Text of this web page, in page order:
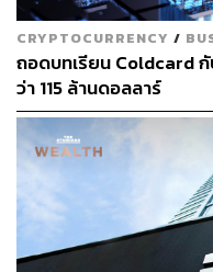
ผู้บริหาร Bitkub
พร้อมยืนยันความบ
นยาว
สามารถติดตาม
ผ่านแอปพลิเคชันต่างๆ
CRYPTOCURRENCY /
ถอดบทเรียน Coldcard
ว่า 115 ล้านดอลลาร์